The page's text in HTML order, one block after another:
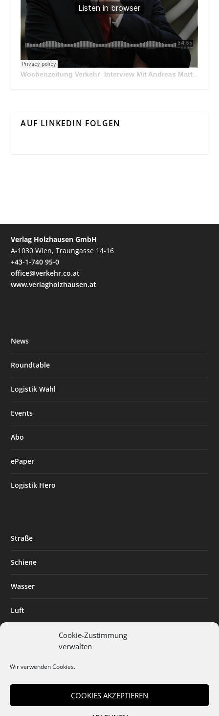
Cookie-Zustimmung
verwalten
Wir verwenden Cookies.
COOKIES AKZEPTIEREN
Wochenzeitung Verkehr · Interview Mit Andreas Matthä, CEO der ÖBB Holding
AUF LINKEDIN FOLGEN
Verlag Holzhausen GmbH
A-1030 Wien, Traungasse 14-16
+43-1-740 95-0
office@verkehr.co.at
www.verlagholzhausen.at
News
Roundtable
Logistik Wahl
Events
Abo
ePaper
Logistik Hero
Straße
Schiene
Wasser
Luft
Digitalisierung